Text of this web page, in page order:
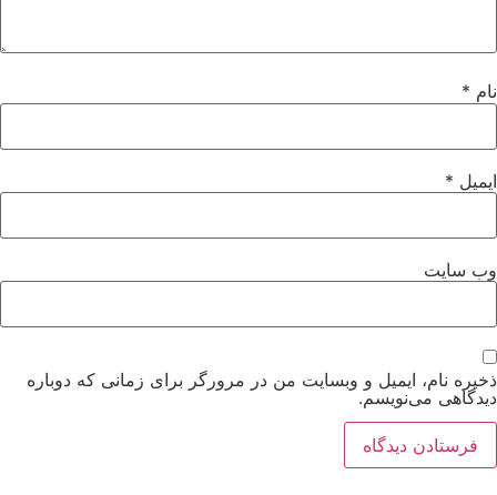
نام *
ایمیل *
وب‌ سایت
ذخیره نام، ایمیل و وبسایت من در مرورگر برای زمانی که دوباره
دیدگاهی می‌نویسم.